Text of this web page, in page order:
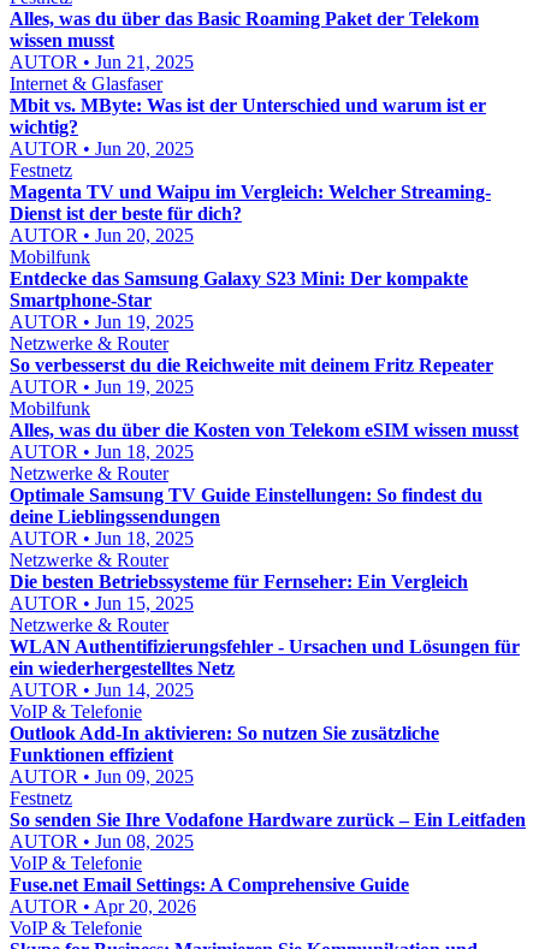
Alles, was du über das Basic Roaming Paket der Telekom
wissen musst
AUTOR • Jun 21, 2025
Internet & Glasfaser
Mbit vs. MByte: Was ist der Unterschied und warum ist er
wichtig?
AUTOR • Jun 20, 2025
Festnetz
Magenta TV und Waipu im Vergleich: Welcher Streaming-
Dienst ist der beste für dich?
AUTOR • Jun 20, 2025
Mobilfunk
Entdecke das Samsung Galaxy S23 Mini: Der kompakte
Smartphone-Star
AUTOR • Jun 19, 2025
Netzwerke & Router
So verbesserst du die Reichweite mit deinem Fritz Repeater
AUTOR • Jun 19, 2025
Mobilfunk
Alles, was du über die Kosten von Telekom eSIM wissen musst
AUTOR • Jun 18, 2025
Netzwerke & Router
Optimale Samsung TV Guide Einstellungen: So findest du
deine Lieblingssendungen
AUTOR • Jun 18, 2025
Netzwerke & Router
Die besten Betriebssysteme für Fernseher: Ein Vergleich
AUTOR • Jun 15, 2025
Netzwerke & Router
WLAN Authentifizierungsfehler - Ursachen und Lösungen für
ein wiederhergestelltes Netz
AUTOR • Jun 14, 2025
VoIP & Telefonie
Outlook Add-In aktivieren: So nutzen Sie zusätzliche
Funktionen effizient
AUTOR • Jun 09, 2025
Festnetz
So senden Sie Ihre Vodafone Hardware zurück – Ein Leitfaden
AUTOR • Jun 08, 2025
VoIP & Telefonie
Fuse.net Email Settings: A Comprehensive Guide
AUTOR • Apr 20, 2026
VoIP & Telefonie